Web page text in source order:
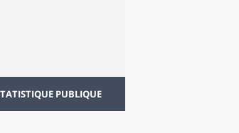
PUBLIQUE